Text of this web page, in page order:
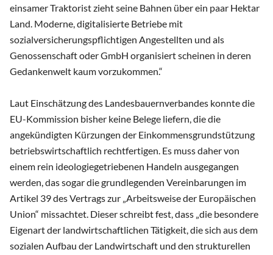
einsamer Traktorist zieht seine Bahnen über ein paar Hektar
Land. Moderne, digitalisierte Betriebe mit
sozialversicherungspflichtigen Angestellten und als
Genossenschaft oder GmbH organisiert scheinen in deren
Gedankenwelt kaum vorzukommen.“
Laut Einschätzung des Landesbauernverbandes konnte die
EU-Kommission bisher keine Belege liefern, die die
angekündigten Kürzungen der Einkommensgrundstützung
betriebswirtschaftlich rechtfertigen. Es muss daher von
einem rein ideologiegetriebenen Handeln ausgegangen
werden, das sogar die grundlegenden Vereinbarungen im
Artikel 39 des Vertrags zur „Arbeitsweise der Europäischen
Union“ missachtet. Dieser schreibt fest, dass „die besondere
Eigenart der landwirtschaftlichen Tätigkeit, die sich aus dem
sozialen Aufbau der Landwirtschaft und den strukturellen